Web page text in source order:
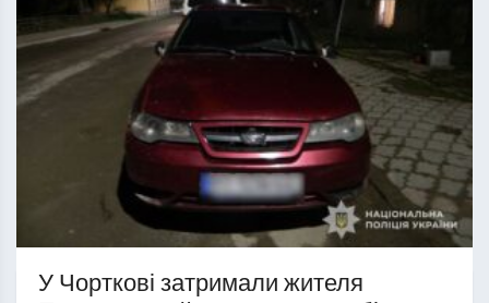
У Чорткові затримали жителя